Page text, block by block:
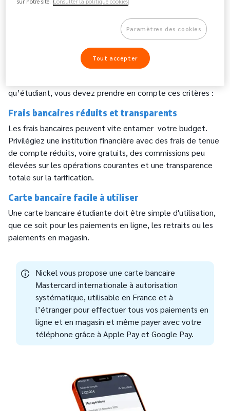
votre institution financière pour économiser de l'argent et
Quels critères pour bien choisir sa
banque étudiante ?
qu’étudiant, vous devez prendre en compte ces critères :
Frais bancaires réduits et transparents
Les frais bancaires peuvent vite entamer votre budget.
Privilégiez une institution financière avec des frais de tenue
de compte réduits, voire gratuits, des commissions peu
élevées sur les opérations courantes et une transparence
totale sur la tarification.
Carte bancaire facile à utiliser
Une carte bancaire étudiante doit être simple d'utilisation,
que ce soit pour les paiements en ligne, les retraits ou les
paiements en magasin.
Nickel vous propose une carte bancaire
Mastercard internationale à autorisation
systématique, utilisable en France et à
l’étranger pour effectuer tous vos paiements en
ligne et en magasin et même payer avec votre
téléphone grâce à Apple Pay et Google Pay.
Paramètres des cookies
Tout accepter